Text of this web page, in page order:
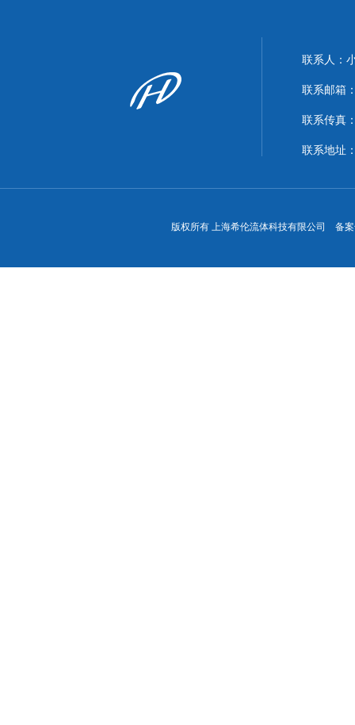
联系人：
联系邮箱
联系传真
联系地址
版权所有 上海希伦流体科技有限公司 备